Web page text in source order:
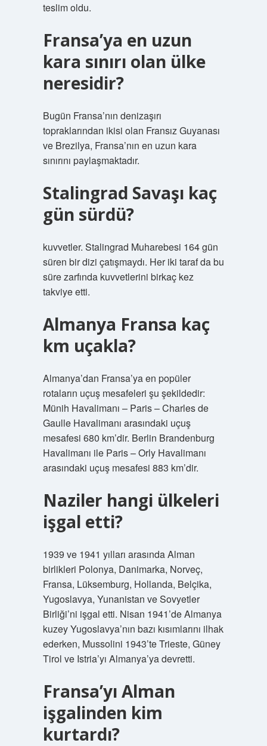
teslim oldu.
Fransa’ya en uzun
kara sınırı olan ülke
neresidir?
Bugün Fransa’nın denizaşırı
topraklarından ikisi olan Fransız Guyanası
ve Brezilya, Fransa’nın en uzun kara
sınırını paylaşmaktadır.
Stalingrad Savaşı kaç
gün sürdü?
kuvvetler. Stalingrad Muharebesi 164 gün
süren bir dizi çatışmaydı. Her iki taraf da bu
süre zarfında kuvvetlerini birkaç kez
takviye etti.
Almanya Fransa kaç
km uçakla?
Almanya’dan Fransa’ya en popüler
rotaların uçuş mesafeleri şu şekildedir:
Münih Havalimanı – Paris – Charles de
Gaulle Havalimanı arasındaki uçuş
mesafesi 680 km’dir. Berlin Brandenburg
Havalimanı ile Paris – Orly Havalimanı
arasındaki uçuş mesafesi 883 km’dir.
Naziler hangi ülkeleri
işgal etti?
1939 ve 1941 yılları arasında Alman
birlikleri Polonya, Danimarka, Norveç,
Fransa, Lüksemburg, Hollanda, Belçika,
Yugoslavya, Yunanistan ve Sovyetler
Birliği’ni işgal etti. Nisan 1941’de Almanya
kuzey Yugoslavya’nın bazı kısımlarını ilhak
ederken, Mussolini 1943’te Trieste, Güney
Tirol ve Istria’yı Almanya’ya devretti.
Fransa’yı Alman
işgalinden kim
kurtardı?